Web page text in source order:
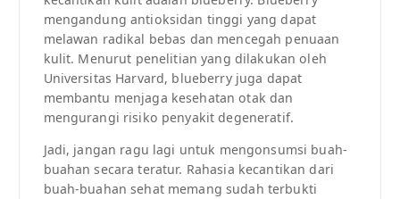
mengandung antioksidan tinggi yang dapat
melawan radikal bebas dan mencegah penuaan
kulit. Menurut penelitian yang dilakukan oleh
Universitas Harvard, blueberry juga dapat
membantu menjaga kesehatan otak dan
mengurangi risiko penyakit degeneratif.
Jadi, jangan ragu lagi untuk mengonsumsi buah-
buahan secara teratur. Rahasia kecantikan dari
buah-buahan sehat memang sudah terbukti